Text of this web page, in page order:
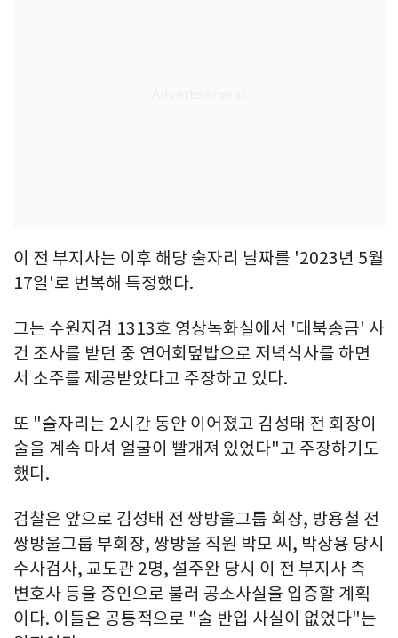
이 전 부지사는 이후 해당 술자리 날짜를 '2023년 5월
17일'로 번복해 특정했다.
그는 수원지검 1313호 영상녹화실에서 '대북송금' 사
건 조사를 받던 중 연어회덮밥으로 저녁식사를 하면
서 소주를 제공받았다고 주장하고 있다.
또 "술자리는 2시간 동안 이어졌고 김성태 전 회장이
술을 계속 마셔 얼굴이 빨개져 있었다"고 주장하기도
했다.
검찰은 앞으로 김성태 전 쌍방울그룹 회장, 방용철 전
쌍방울그룹 부회장, 쌍방울 직원 박모 씨, 박상용 당시
수사검사, 교도관 2명, 설주완 당시 이 전 부지사 측
변호사 등을 증인으로 불러 공소사실을 입증할 계획
이다. 이들은 공통적으로 "술 반입 사실이 없었다"는